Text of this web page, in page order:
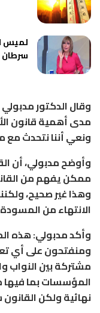
لميس
سرطان
وقال الدكتور
مدى أهمية قانون
ونعي أننا نتحدث
وأوضح مدبولي، أن
ممكن يفهم من
وهذا غير صحيح،
الانتهاء من
وأكد مدبولي: هذه
ومنفتحون على أي
مشتركة بين النواب
المؤسسات بما
نهائية ولكن